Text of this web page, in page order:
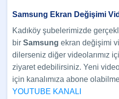
Samsung Ekran Değişimi
Kadıköy şubelerimizde
bir Samsung ekran değişimi
dilerseniz diğer videolarımız
ziyaret edebilirsiniz. Yeni
için kanalımıza abone
YOUTUBE KANALI